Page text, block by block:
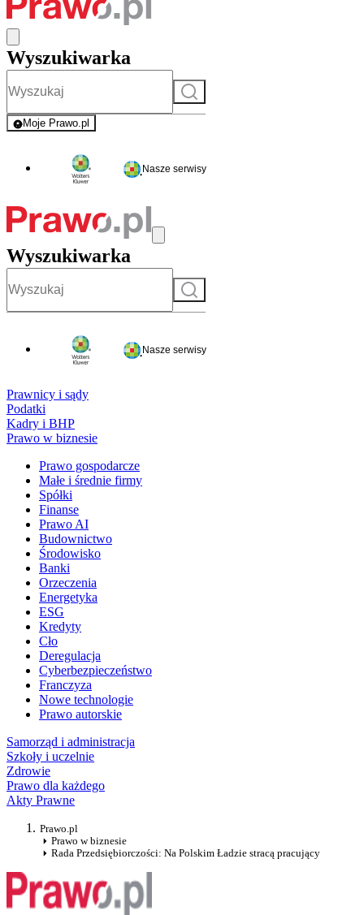
Wyszukiwarka
Szukaj
Moje Prawo.pl
- rejestracja i logowanie do serwisu
Nasze serwisy
Wyszukiwarka
Szukaj
Nasze serwisy
Prawnicy i sądy
Podatki
Kadry i BHP
Prawo w biznesie
Prawo gospodarcze
Małe i średnie firmy
Spółki
Finanse
Prawo AI
Budownictwo
Środowisko
Banki
Orzeczenia
Energetyka
ESG
Kredyty
Cło
Deregulacja
Cyberbezpieczeństwo
Franczyza
Nowe technologie
Prawo autorskie
Samorząd i administracja
Szkoły i uczelnie
Zdrowie
Prawo dla każdego
Akty Prawne
Prawo.pl
Prawo w biznesie
Rada Przedsiębiorczości: Na Polskim Ładzie stracą pracujący